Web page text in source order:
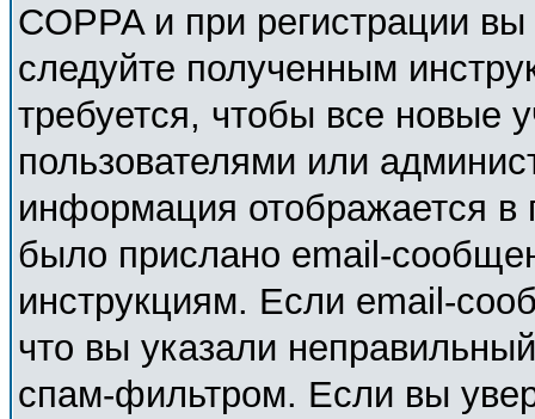
COPPA и при регистрации
следуйте полученным
требуется, чтобы все новые
пользователями или
информация отображается в
было прислано email-
инструкциям. Если email-
что вы указали
спам-фильтром. Если вы